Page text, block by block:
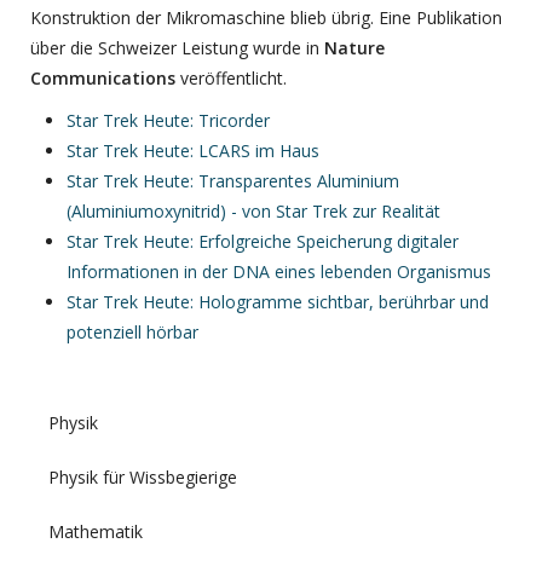
Konstruktion der Mikromaschine blieb übrig. Eine Publikation
über die Schweizer Leistung wurde in Nature
Communications veröffentlicht.
Star Trek Heute: Tricorder
Star Trek Heute: LCARS im Haus
Star Trek Heute: Transparentes Aluminium
(Aluminiumoxynitrid) - von Star Trek zur Realität
Star Trek Heute: Erfolgreiche Speicherung digitaler
Informationen in der DNA eines lebenden Organismus
Star Trek Heute: Hologramme sichtbar, berührbar und
potenziell hörbar
Physik
Physik für Wissbegierige
Mathematik